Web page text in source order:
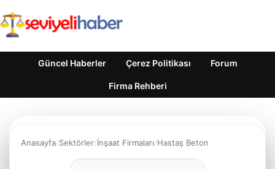
Güncel Haberler Çerez Politikası Forum
Firma Rehberi
Anasayfa Sektörler İnşaat Firmaları Hastaş Beton